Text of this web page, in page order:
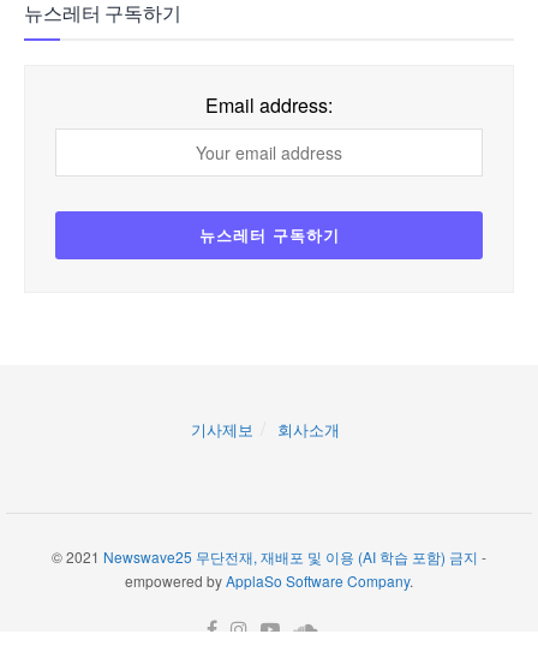
뉴스레터 구독하기
Email address:
기사제보 회사소개
© 2021 Newswave25 무단전재, 재배포 및 이용 (AI 학습 포함) 금지 -
empowered byApplaSo Software Company.